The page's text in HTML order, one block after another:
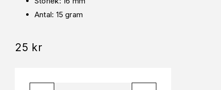
Antal: 15 gram
25 kr